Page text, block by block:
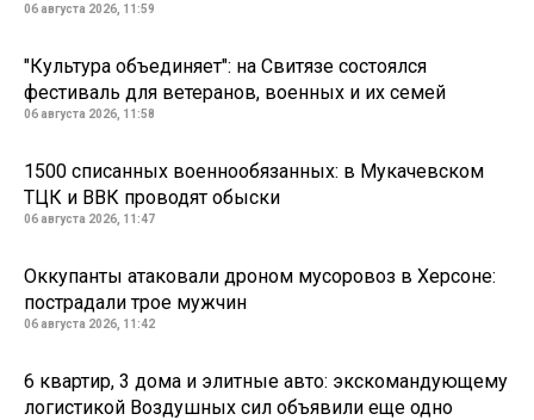
06 августа 2026, 11:59
"Культура объединяет": на Свитязе состоялся
фестиваль для ветеранов, военных и их семей
06 августа 2026, 11:58
1500 списанных военнообязанных: в Мукачевском
ТЦК и ВВК проводят обыски
06 августа 2026, 11:47
Оккупанты атаковали дроном мусоровоз в Херсоне:
пострадали трое мужчин
06 августа 2026, 11:42
6 квартир, 3 дома и элитные авто: экскомандующему
логистикой Воздушных сил объявили еще одно